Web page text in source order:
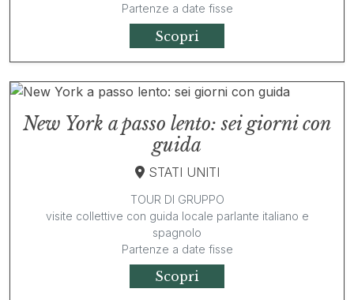
Partenze a date fisse
Scopri
New York a passo lento: sei giorni con
guida
STATI UNITI
TOUR DI GRUPPO
visite collettive con guida locale parlante italiano e
spagnolo
Partenze a date fisse
Scopri